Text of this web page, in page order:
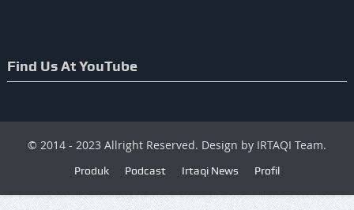
Find Us At YouTube
© 2014 - 2023 Allright Reserved. Design by IRTAQI Team.
Produk Podcast Irtaqi News Profil